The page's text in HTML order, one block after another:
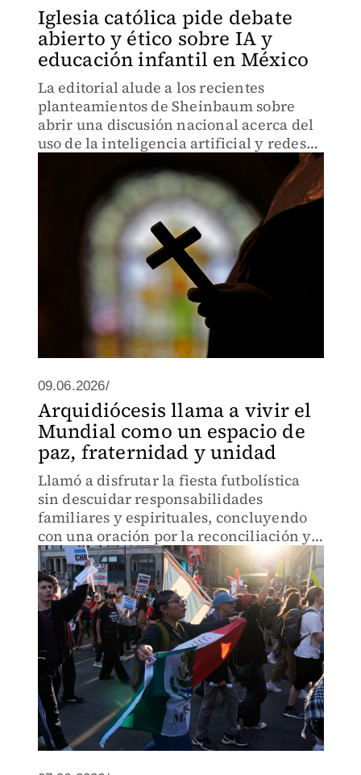
Iglesia católica pide debate
abierto y ético sobre IA y
educación infantil en México
La editorial alude a los recientes
planteamientos de Sheinbaum sobre
abrir una discusión nacional acerca del
uso de la inteligencia artificial y redes
09.06.2026/
Arquidiócesis llama a vivir el
Mundial como un espacio de
paz, fraternidad y unidad
Llamó a disfrutar la fiesta futbolística
sin descuidar responsabilidades
familiares y espirituales, concluyendo
con una oración por la reconciliación y
la unidad entre las naciones.